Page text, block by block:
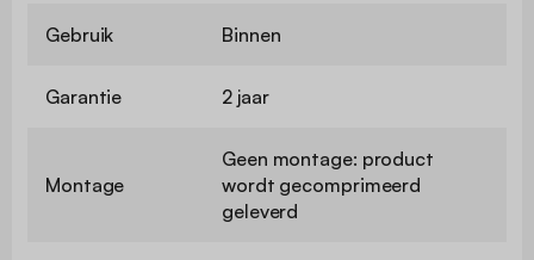
Gebruik Binnen
Garantie 2 jaar
Montage
Geen montage: product
wordt gecomprimeerd
geleverd